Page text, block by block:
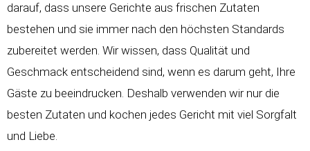
darauf, dass unsere Gerichte aus frischen Zutaten
bestehen und sie immer nach den höchsten Standards
zubereitet werden. Wir wissen, dass Qualität und
Geschmack entscheidend sind, wenn es darum geht, Ihre
Gäste zu beeindrucken. Deshalb verwenden wir nur die
besten Zutaten und kochen jedes Gericht mit viel Sorgfalt
und Liebe.